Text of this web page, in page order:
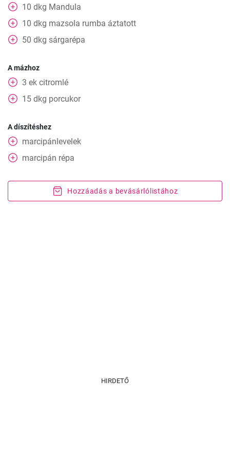
10 dkg Mandula
10 dkg mazsola rumba áztatott
50 dkg sárgarépa
A mázhoz
3 ek citromlé
15 dkg porcukor
A díszítéshez
marcipánlevelek
marcipán répa
Hozzáadás a bevásárlólistához
HIRDETŐ